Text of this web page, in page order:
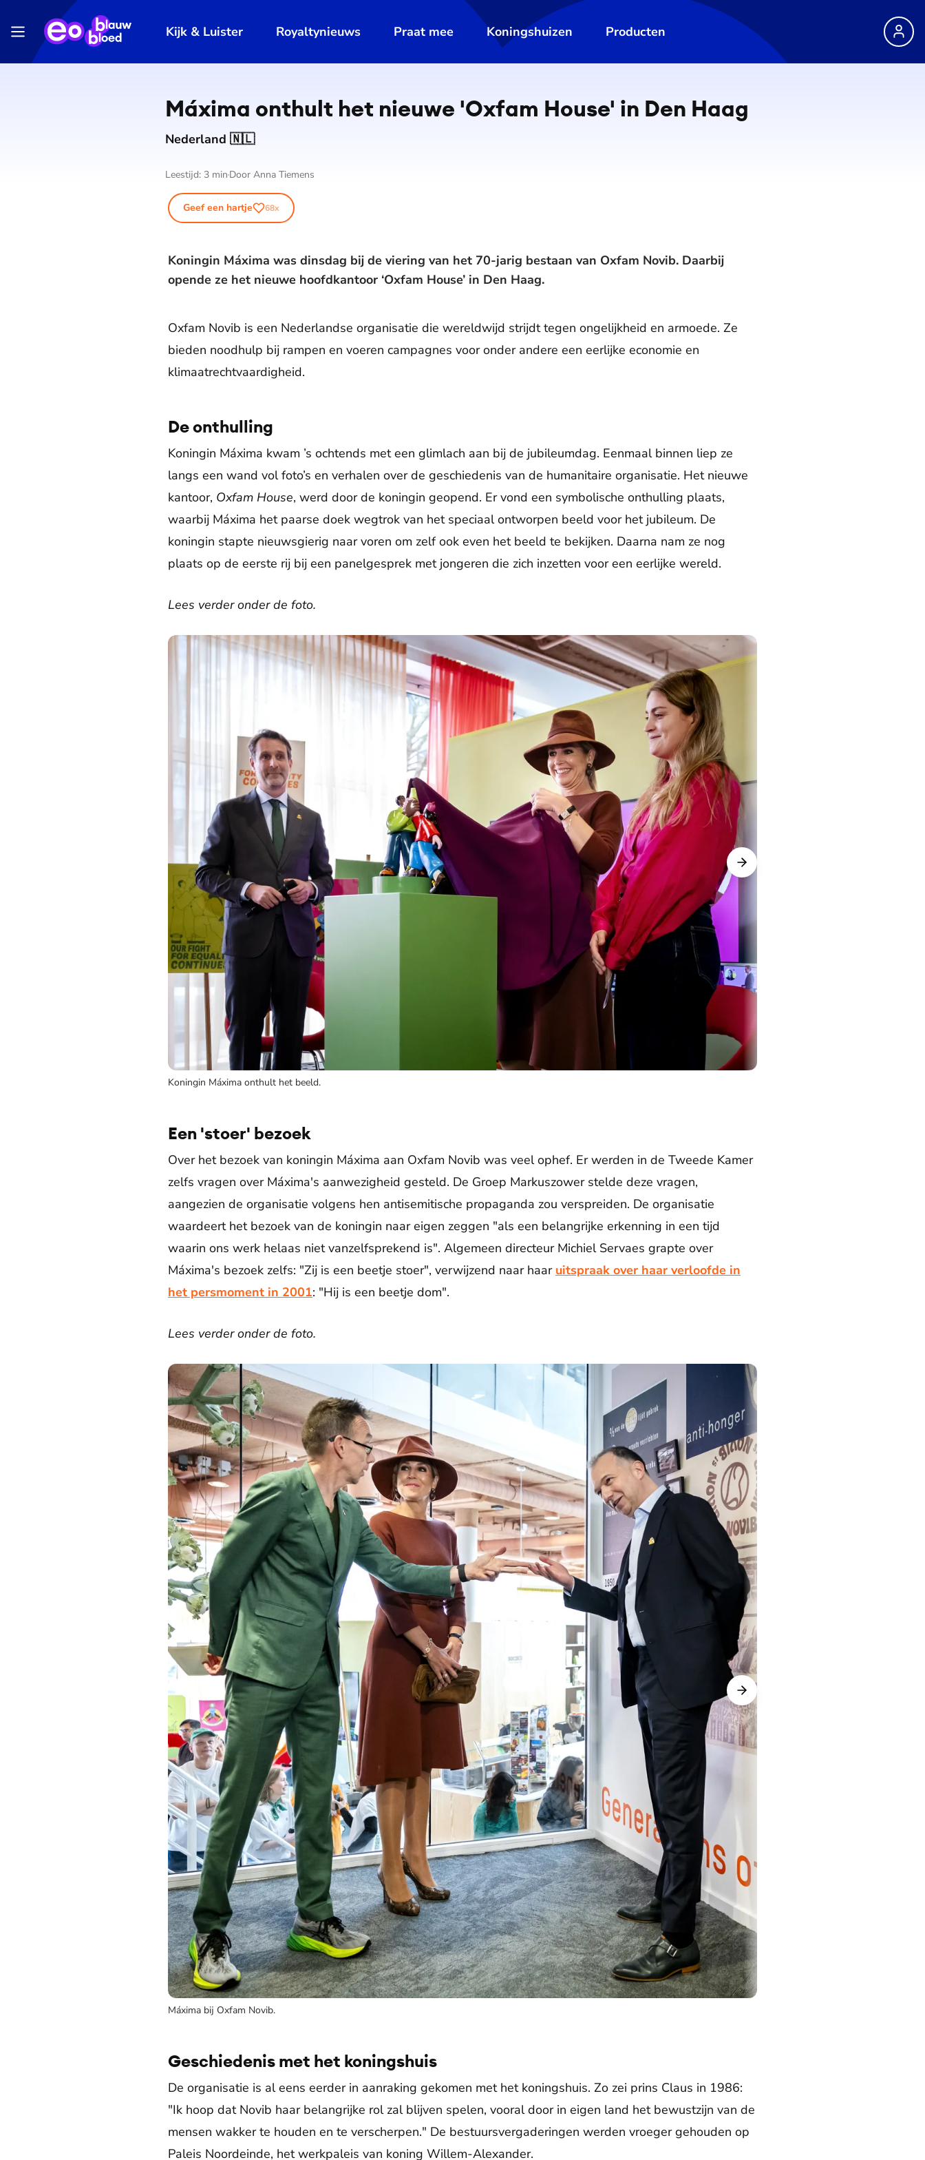
Kijk & Luister Royaltynieuws Praat mee Koningshuizen Producten
Máxima onthult het nieuwe 'Oxfam House' in Den Haag
Nederland 🇳🇱
Leestijd: 3 min Door Anna Tiemens
Geef een hartje 68x
Koningin Máxima was dinsdag bij de viering van het 70-jarig bestaan van Oxfam Novib. Daarbij
opende ze het nieuwe hoofdkantoor ‘Oxfam House’ in Den Haag.
Oxfam Novib is een Nederlandse organisatie die wereldwijd strijdt tegen ongelijkheid en armoede. Ze
bieden noodhulp bij rampen en voeren campagnes voor onder andere een eerlijke economie en
klimaatrechtvaardigheid.
De onthulling
Koningin Máxima kwam ’s ochtends met een glimlach aan bij de jubileumdag. Eenmaal binnen liep ze
langs een wand vol foto’s en verhalen over de geschiedenis van de humanitaire organisatie. Het nieuwe
kantoor, Oxfam House, werd door de koningin geopend. Er vond een symbolische onthulling plaats,
waarbij Máxima het paarse doek wegtrok van het speciaal ontworpen beeld voor het jubileum. De
koningin stapte nieuwsgierig naar voren om zelf ook even het beeld te bekijken. Daarna nam ze nog
plaats op de eerste rij bij een panelgesprek met jongeren die zich inzetten voor een eerlijke wereld.
Lees verder onder de foto.
Koningin Máxima onthult het beeld.
Een 'stoer' bezoek
Over het bezoek van koningin Máxima aan Oxfam Novib was veel ophef. Er werden in de Tweede Kamer
zelfs vragen over Máxima's aanwezigheid gesteld. De Groep Markuszower stelde deze vragen,
aangezien de organisatie volgens hen antisemitische propaganda zou verspreiden. De organisatie
waardeert het bezoek van de koningin naar eigen zeggen "als een belangrijke erkenning in een tijd
waarin ons werk helaas niet vanzelfsprekend is". Algemeen directeur Michiel Servaes grapte over
Máxima's bezoek zelfs: "Zij is een beetje stoer", verwijzend naar haar uitspraak over haar verloofde in
het persmoment in 2001: "Hij is een beetje dom".
Lees verder onder de foto.
Máxima bij Oxfam Novib.
Geschiedenis met het koningshuis
De organisatie is al eens eerder in aanraking gekomen met het koningshuis. Zo zei prins Claus in 1986:
"Ik hoop dat Novib haar belangrijke rol zal blijven spelen, vooral door in eigen land het bewustzijn van de
mensen wakker te houden en te verscherpen." De bestuursvergaderingen werden vroeger gehouden op
Paleis Noordeinde, het werkpaleis van koning Willem-Alexander.